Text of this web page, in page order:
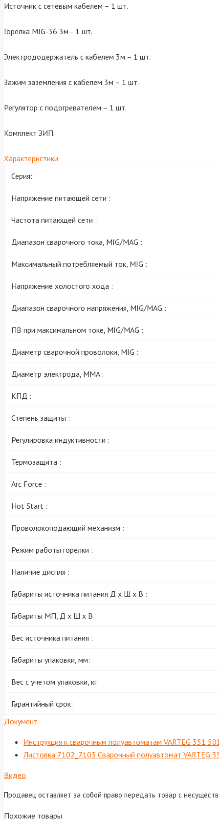
Источник с сетевым кабелем – 1 шт.
Горелка MIG-36 3м– 1 шт.
Электрододержатель с кабелем 3м – 1 шт.
Зажим заземления с кабелем 3м – 1 шт.
Регулятор с подогревателем – 1 шт.
Комплект ЗИП.
Характеристики
Серия:
Напряжение питающей сети :
Частота питающей сети :
Диапазон сварочного тока, MIG/MAG :
Максимальный потребляемый ток, MIG :
Напряжение холостого хода :
Диапазон сварочного напряжения, MIG/MAG :
ПВ при максимальном токе, MIG/MAG :
Диаметр сварочной проволоки, MIG :
Диаметр электрода, MMA :
КПД :
Степень защиты :
Регулировка индуктивности :
Термозащита :
Arc Force :
Hot Start :
Проволокоподающий механизм :
Режим работы горелки :
Наличие диспля :
Габариты источника питания Д х Ш х В :
Габариты МП, Д х Ш х В :
Вес источника питания :
Габариты упаковки, мм:
Вес с учетом упаковки, кг:
Гарантийный срок:
Документ
Инструкция к сварочным полуавтоматам VARTEG 351
Листовка 7102_7103 Сварочный полуавтомат VARTEG
Видео
Продавец оставляет за собой право передать товар с
Похожие товары